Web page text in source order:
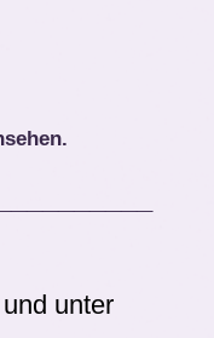
unter